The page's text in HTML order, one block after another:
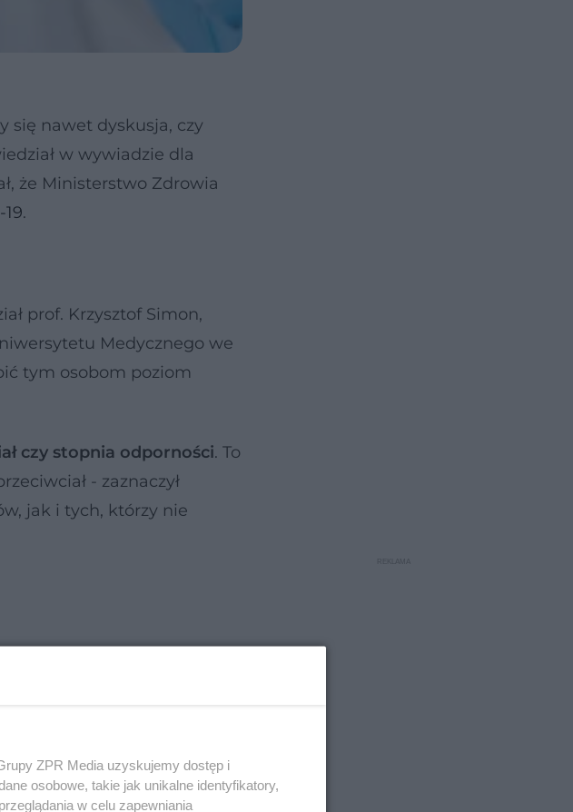
się nawet dyskusja, czy
w wywiadzie dla
że Ministerstwo Zdrowia
.
prof. Krzysztof Simon,
Medycznego we
tym osobom poziom
czy stopnia odporności. To
- zaznaczył
jak i tych, którzy nie
ZPR Media uzyskujemy dostęp i
osobowe, takie jak unikalne identyfikatory,
w celu zapewniania